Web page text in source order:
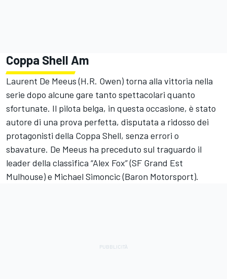
Coppa Shell Am
Laurent De Meeus (H.R. Owen) torna alla vittoria nella
serie dopo alcune gare tanto spettacolari quanto
sfortunate. Il pilota belga, in questa occasione, è stato
autore di una prova perfetta, disputata a ridosso dei
protagonisti della Coppa Shell, senza errori o
sbavature. De Meeus ha preceduto sul traguardo il
leader della classifica “Alex Fox” (SF Grand Est
Mulhouse) e Michael Simoncic (Baron Motorsport).